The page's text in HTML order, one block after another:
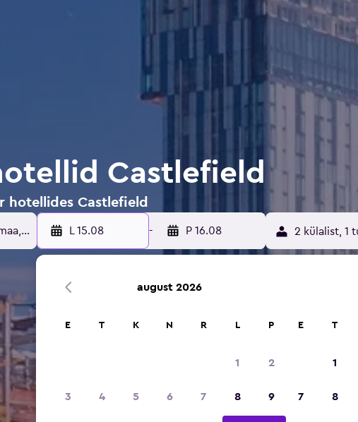
Castlefield
hotellides Castlefield
L 15.08 - P 16.08 2 külalist, 1
august 2026
E T K N R L P
1 2
3 4 5 6 7 8 9
E T
1
7 8